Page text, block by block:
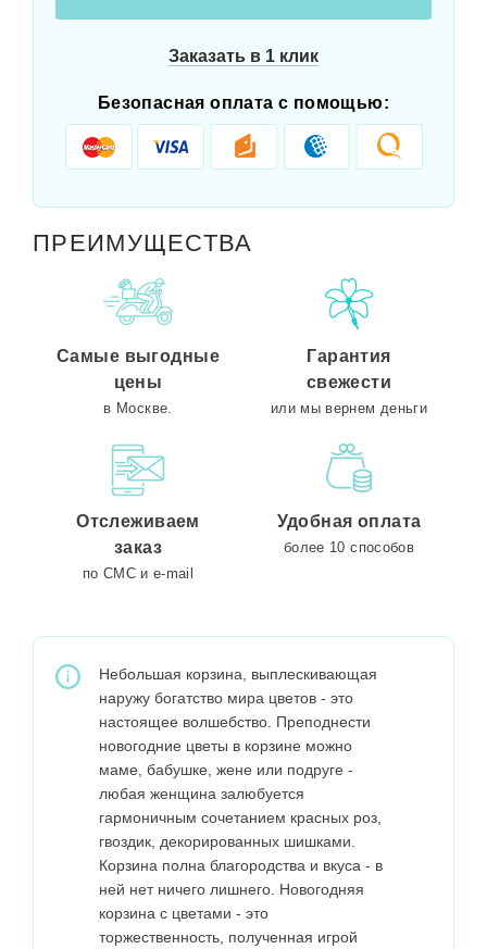
Заказать в 1 клик
Безопасная оплата с помощью:
ПРЕИМУЩЕСТВА
Самые выгодные
цены
в Москве.
Гарантия
свежести
или мы вернем деньги
Отслеживаем
заказ
по СМС и e-mail
Удобная оплата
более 10 способов
Небольшая корзина, выплескивающая
наружу богатство мира цветов - это
настоящее волшебство. Преподнести
новогодние цветы в корзине можно
маме, бабушке, жене или подруге -
любая женщина залюбуется
гармоничным сочетанием красных роз,
гвоздик, декорированных шишками.
Корзина полна благородства и вкуса - в
ней нет ничего лишнего. Новогодняя
корзина с цветами - это
торжественность, полученная игрой